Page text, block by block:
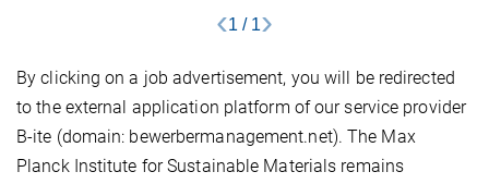
‹1 / 1›
By clicking on a job advertisement, you will be redirected
to the external application platform of our service provider
B‑ite (domain: bewerbermanagement.net). The Max
Planck Institute for Sustainable Materials remains